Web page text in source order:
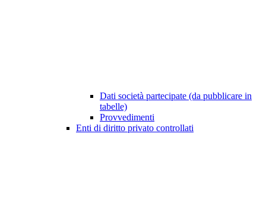
Dati società partecipate (da pubblicare in
tabelle)
Provvedimenti
Enti di diritto privato controllati